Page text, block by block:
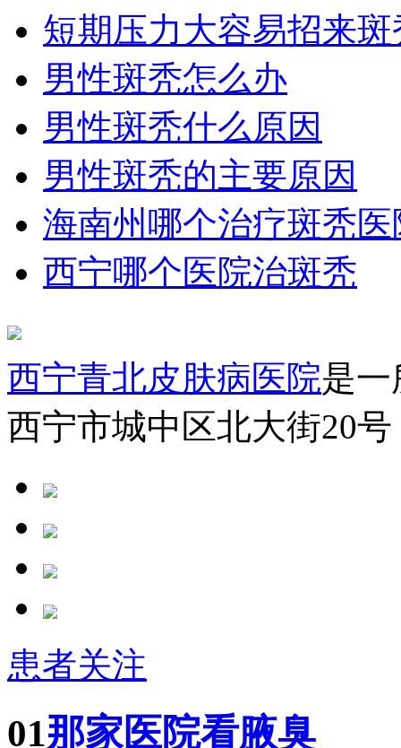
短期压力大容易招来
男性斑秃怎么办
男性斑秃什么原因
男性斑秃的主要原因
海南州哪个治疗斑秃
西宁哪个医院治斑秃
西宁青北皮肤病医院是
西宁市城中区北大街20
患者关注
01那家医院看腋臭